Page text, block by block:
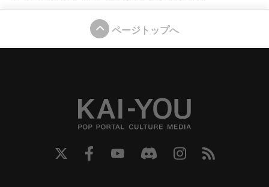
ページトップへ